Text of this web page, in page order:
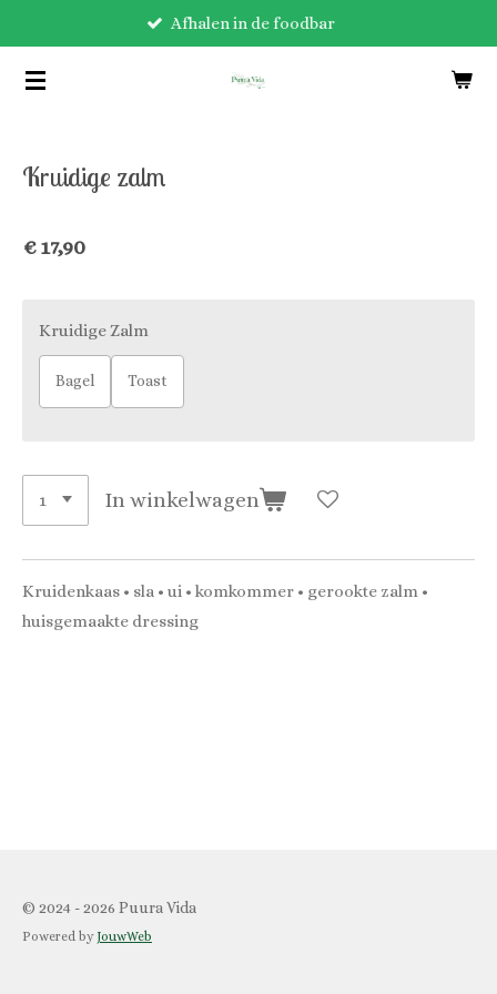
naar
Afhalen in de foodbar
Kruidige zalm
€ 17,90
Kruidige Zalm
Bagel Toast
In winkelwagen
Kruidenkaas • sla • ui • komkommer • gerookte zalm •
huisgemaakte dressing
© 2024 - 2026 Puura Vida
Powered by JouwWeb